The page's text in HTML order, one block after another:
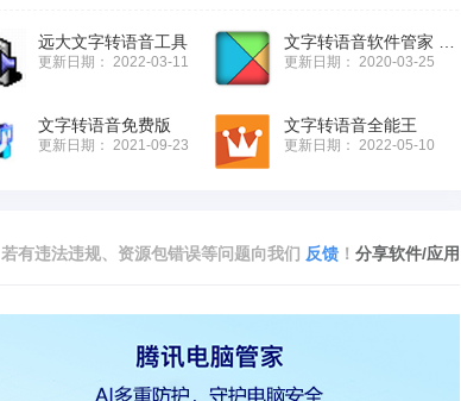
远大文字转语音工具
更新日期： 2022-03-11 更新日期： 2020-03-25
文字转语音免费版
更新日期： 2021-09-23
文字转语音全能王
更新日期： 2022-05-10
分享软件/应用
若有违法违规、资源包错误等问题向我们 反馈 ！